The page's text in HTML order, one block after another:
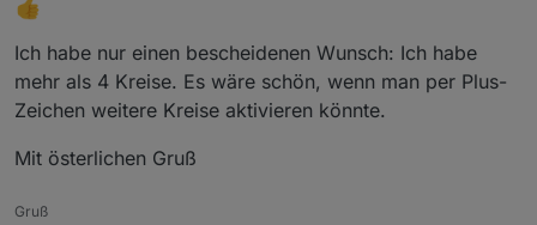
Beliebig auswählen und die Url einfügen.
Dann unter Adapter den Gartenbewaesserung Adapter
suchen und ganz rechts auf das
In den Instanzoptionen die jeweiligen Optionen
einstellen.
Mit den states in "control.*" können die Bewässerung
werden.
Die bessere alternative die auch weiterentwickelt
Ich habe nur einen bescheidenen Wunsch: Ich habe
mehr als 4 Kreise. Es wäre schön, wenn man per Plus-
Zeichen weitere Kreise aktivieren könnte.
Mit österlichen Gruß
Gruß